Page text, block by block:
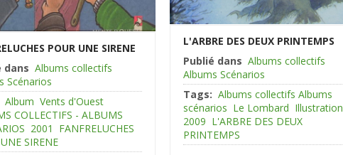
POUR UNE SIRENE
dans Albums collectifs
Scénarios
Album Vents d'Ouest
COLLECTIFS - ALBUMS
2001
FANFRELUCHES
SIRENE
L'ARBRE DES DEUX PRINTEMPS
Publié dans Albums collectifs
Albums Scénarios
Tags: Albums collectifs Albums
scénarios Le Lombard Illustration
2009 L'ARBRE DES DEUX
PRINTEMPS